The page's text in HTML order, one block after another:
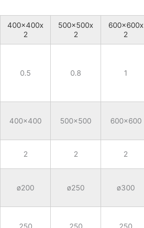
400x400x
2
500x500x
2
600x600x
2
0.5 0.8 1
400x400 500x500 600x600
2 2 2
ø200 ø250 ø300